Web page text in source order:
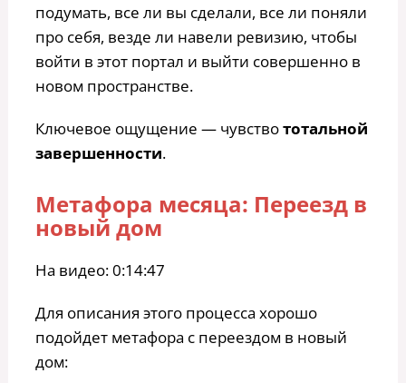
подумать, все ли вы сделали, все ли поняли
про себя, везде ли навели ревизию, чтобы
войти в этот портал и выйти совершенно в
новом пространстве.
Ключевое ощущение — чувствототальной
завершенности.
Метафора месяца: Переезд в
новый дом
На видео: 0:14:47
Для описания этого процесса хорошо
подойдет метафора с переездом в новый
дом: